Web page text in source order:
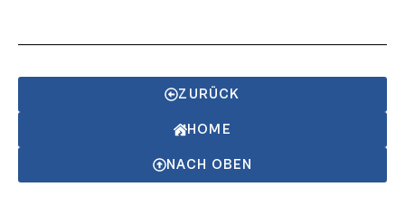
ZURÜCK
HOME
NACH OBEN